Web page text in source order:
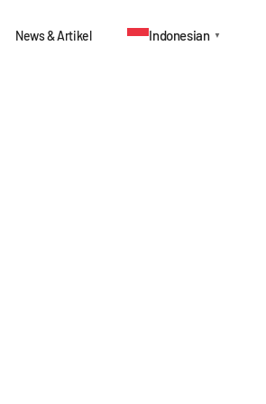
News & Artikel Indonesian ▼